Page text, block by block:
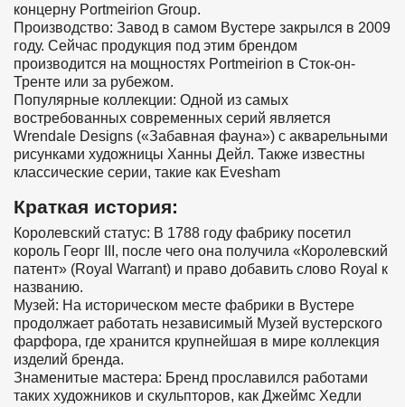
концерну Portmeirion Group.
Производство: Завод в самом Вустере закрылся в 2009
году. Сейчас продукция под этим брендом
производится на мощностях Portmeirion в Сток-он-
Тренте или за рубежом.
Популярные коллекции: Одной из самых
востребованных современных серий является
Wrendale Designs («Забавная фауна») с акварельными
рисунками художницы Ханны Дейл. Также известны
классические серии, такие как Evesham
Краткая история:
Королевский статус: В 1788 году фабрику посетил
король Георг III, после чего она получила «Королевский
патент» (Royal Warrant) и право добавить слово Royal к
названию.
Музей: На историческом месте фабрики в Вустере
продолжает работать независимый Музей вустерского
фарфора, где хранится крупнейшая в мире коллекция
изделий бренда.
Знаменитые мастера: Бренд прославился работами
таких художников и скульпторов, как Джеймс Хедли